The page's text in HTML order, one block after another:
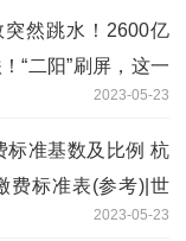
然跳水！2600亿
“二阳”刷屏，这一
2023-05-23
标准基数及比例 杭
费标准表(参考)|世
2023-05-23